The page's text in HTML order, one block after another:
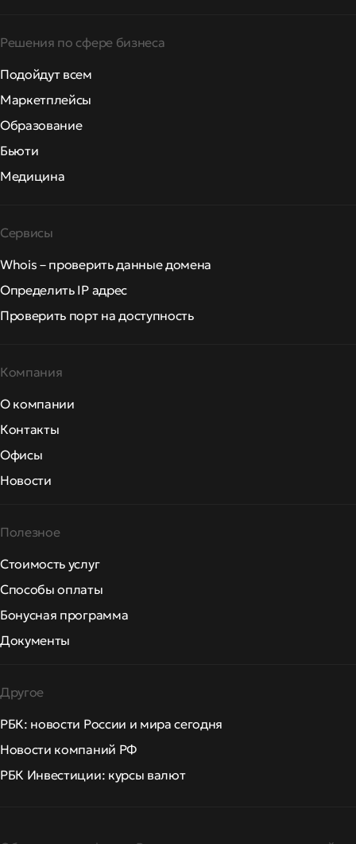
Решения по сфере бизнеса
Подойдут всем
Маркетплейсы
Образование
Бьюти
Медицина
Сервисы
Whois – проверить данные домена
Определить IP адрес
Проверить порт на доступность
Компания
О компании
Контакты
Офисы
Новости
Полезное
Стоимость услуг
Способы оплаты
Бонусная программа
Документы
Другое
РБК: новости России и мира сегодня
Новости компаний РФ
РБК Инвестиции: курсы валют